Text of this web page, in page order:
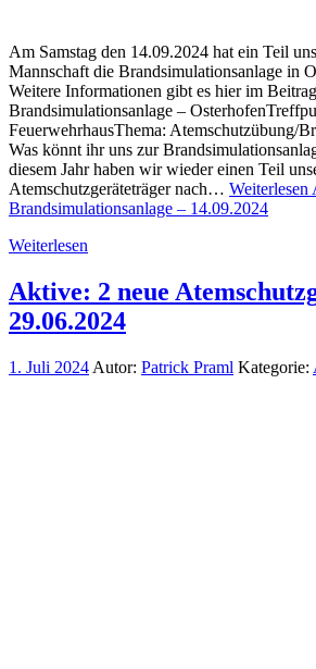
Am Samstag den 14.09.2024 hat ein Teil
Mannschaft die Brandsimulationsanlage in
Weitere Informationen gibt es hier im
Brandsimulationsanlage –
FeuerwehrhausThema: Atemschutzübung/
Was könnt ihr uns zur
diesem Jahr haben wir wieder einen Teil
Atemschutzgeräteträger nach… Weiterlesen
Brandsimulationsanlage – 14.09.2024
Weiterlesen
Aktive: 2 neue
29.06.2024
1. Juli 2024 Autor: Patrick Praml Kategorie: